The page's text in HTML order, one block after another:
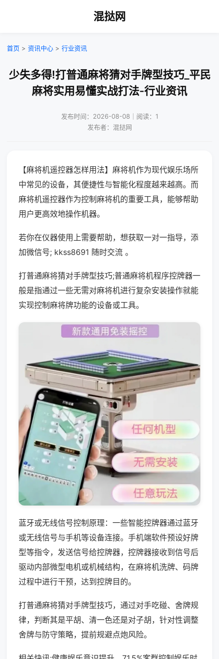
混挞网
首页 > 资讯中心 > 行业资讯
少失多得!打普通麻将猜对手牌型技巧_平民
麻将实用易懂实战打法-行业资讯
发布时间：2026-08-08｜阅读：1
发布者：混挞网
【麻将机遥控器怎样用法】麻将机作为现代娱乐场所
中常见的设备，其便捷性与智能化程度越来越高。而
麻将机遥控器作为控制麻将机的重要工具，能够帮助
用户更高效地操作机器。
若你在仪器使用上需要帮助，想获取一对一指导，添
加微信号; kkss8691 随时交流 。
打普通麻将猜对手牌型技巧;普通麻将机程序控牌器一
般是指通过一些无需对麻将机进行复杂安装操作就能
实现控制麻将牌功能的设备或工具。
蓝牙或无线信号控制原理：一些智能控牌器通过蓝牙
或无线信号与手机等设备连接。手机端软件预设好牌
型等指令，发送信号给控牌器，控牌器接收到信号后
驱动内部微型电机或机械结构，在麻将机洗牌、码牌
过程中进行干预，达到控牌目的。
打普通麻将猜对手牌型技巧，通过对手吃碰、舍牌规
律，判断其是平胡、清一色还是对子胡，针对性调整
舍牌与防守策略，提前规避点炮风险。